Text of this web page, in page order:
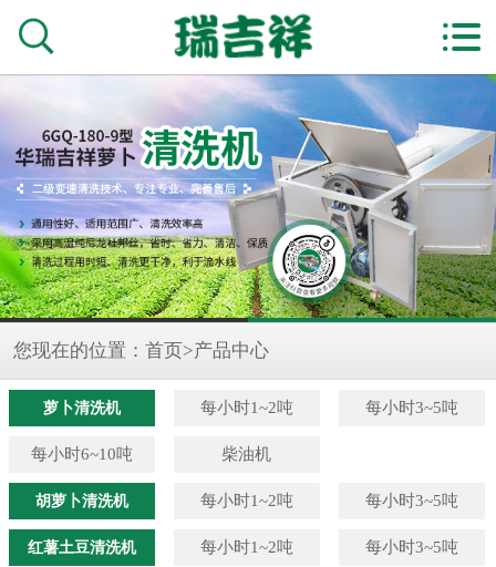


您现在的位置： 首页 >产品中心
萝卜清洗机 每小时1~2吨 每小时3~5吨
每小时6~10吨 柴油机
胡萝卜清洗机 每小时1~2吨 每小时3~5吨
红薯土豆清洗机 每小时1~2吨 每小时3~5吨